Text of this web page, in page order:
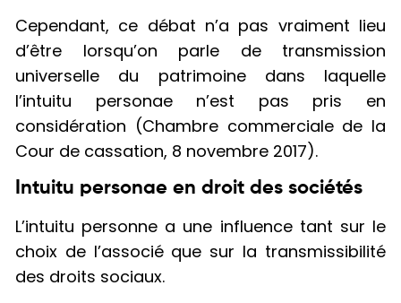
Cependant, ce débat n’a pas vraiment lieu
d’être lorsqu’on parle de transmission
universelle du patrimoine dans laquelle
l’intuitu personae n’est pas pris en
considération (Chambre commerciale de la
Cour de cassation, 8 novembre 2017).
Intuitu personae en droit des sociétés
L’intuitu personne a une influence tant sur le
choix de l’associé que sur la transmissibilité
des droits sociaux.